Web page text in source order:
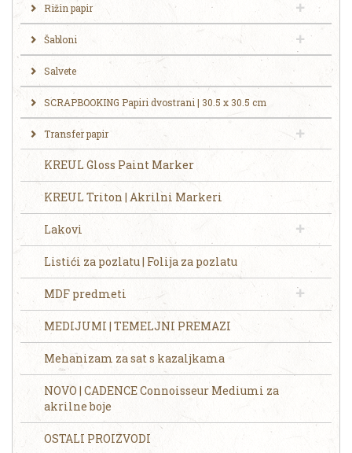
Rižin papir
Šabloni
Salvete
SCRAPBOOKING Papiri dvostrani | 30.5 x 30.5 cm
Transfer papir
KREUL Gloss Paint Marker
KREUL Triton | Akrilni Markeri
Lakovi
Listići za pozlatu | Folija za pozlatu
MDF predmeti
MEDIJUMI | TEMELJNI PREMAZI
Mehanizam za sat s kazaljkama
NOVO | CADENCE Connoisseur Mediumi za
akrilne boje
OSTALI PROIZVODI